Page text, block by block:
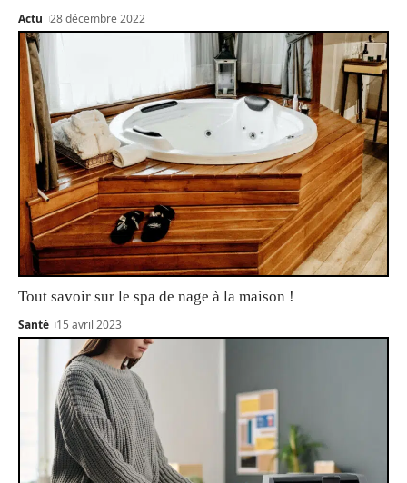
Actu 28 décembre 2022
Tout savoir sur le spa de nage à la maison !
Santé 15 avril 2023